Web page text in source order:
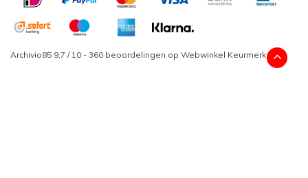
Archivio85 9,7 / 10 - 360 beoordelingen op Webwinkel Keurmerk